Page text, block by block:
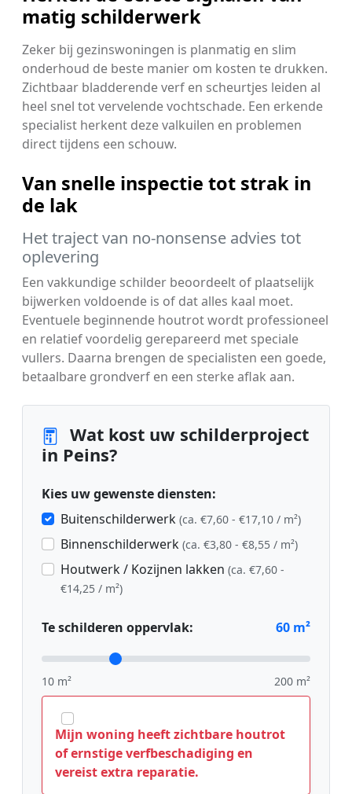
matig schilderwerk
Zeker bij gezinswoningen is planmatig en slim
onderhoud de beste manier om kosten te drukken.
Zichtbaar bladderende verf en scheurtjes leiden al
heel snel tot vervelende vochtschade. Een erkende
specialist herkent deze valkuilen en problemen
direct tijdens een schouw.
Van snelle inspectie tot strak in
de lak
Het traject van no-nonsense advies tot
oplevering
Een vakkundige schilder beoordeelt of plaatselijk
bijwerken voldoende is of dat alles kaal moet.
Eventuele beginnende houtrot wordt professioneel
en relatief voordelig gerepareerd met speciale
vullers. Daarna brengen de specialisten een goede,
betaalbare grondverf en een sterke aflak aan.
Wat kost uw schilderproject
in Peins?
Kies uw gewenste diensten:
Buitenschilderwerk (ca. €7,60 - €17,10 / m²)
Binnenschilderwerk (ca. €3,80 - €8,55 / m²)
Houtwerk / Kozijnen lakken (ca. €7,60 -
€14,25 / m²)
Te schilderen oppervlak: 60 m²
10 m² 200 m²
Mijn woning heeft zichtbare houtrot
of ernstige verfbeschadiging en
vereist extra reparatie.